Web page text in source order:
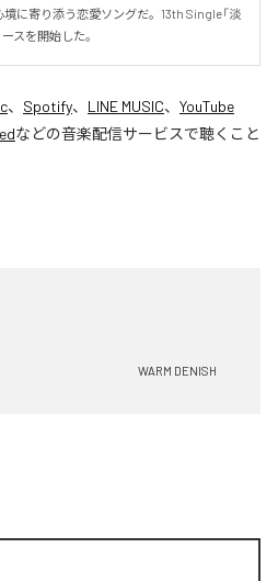
に寄り添う恋愛ソングだ。13th Single「淡
スを開始した。
、 Spotify、 LINE MUSIC、 YouTube
などの音楽配信サービスで聴くこと
WARM DENISH